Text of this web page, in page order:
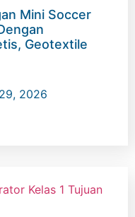
Mini Soccer
Geotextile
2026